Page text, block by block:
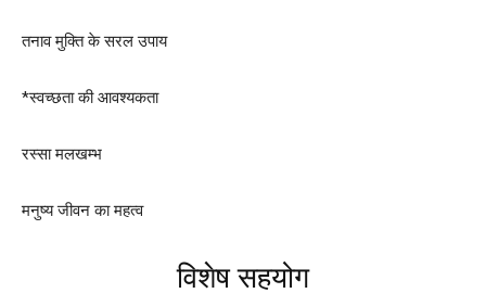
तनाव मुक्ति के सरल उपाय
*स्वच्छता की आवश्यकता
रस्सा मलखम्भ
मनुष्य जीवन का महत्व
विशेष सहयोग